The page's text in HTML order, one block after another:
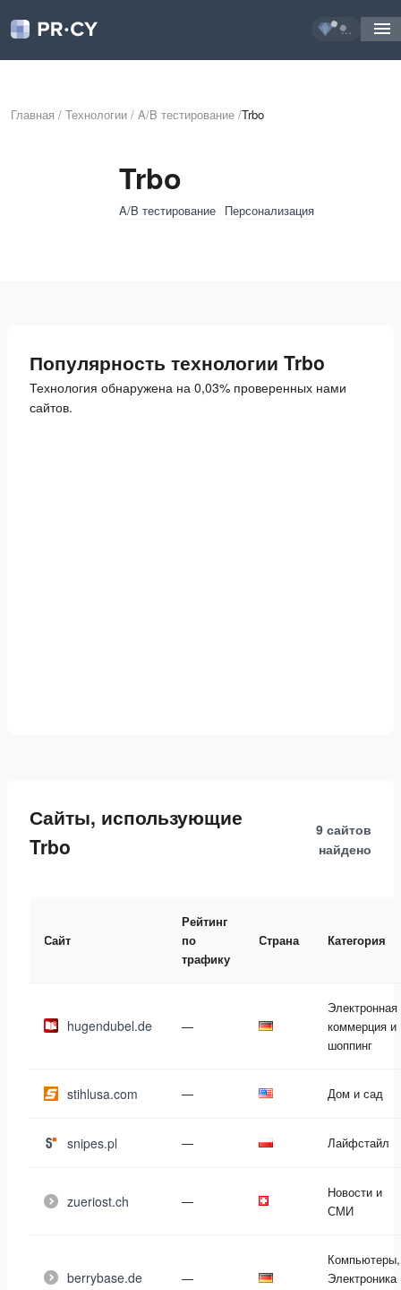
...
Главная / Технологии / A/B тестирование /Trbo
Trbo
A/B тестирование Персонализация
Популярность технологии Trbo
Технология обнаружена на 0,03% проверенных нами
сайтов.
Сайты, использующие
Trbo
9 сайтов
найдено
Сайт
Рейтинг
по
трафику
Страна Категория
hugendubel.de —
Электронная
коммерция и
шоппинг
stihlusa.com — Дом и сад
snipes.pl — Лайфстайл
zueriost.ch —
Новости и
СМИ
berrybase.de —
Компьютеры,
Электроника